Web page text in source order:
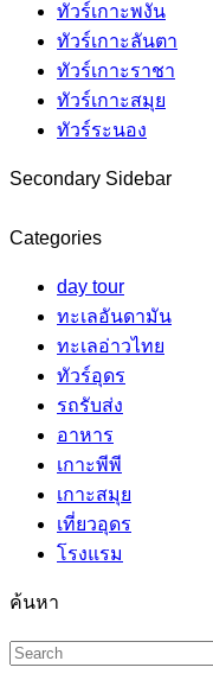
ทัวร์เกาะพงัน
ทัวร์เกาะลันตา
ทัวร์เกาะราชา
ทัวร์เกาะสมุย
ทัวร์ระนอง
Secondary Sidebar
Categories
day tour
ทะเลอันดามัน
ทะเลอ่าวไทย
ทัวร์อุดร
รถรับส่ง
อาหาร
เกาะพีพี
เกาะสมุย
เที่ยวอุดร
โรงแรม
ค้นหา